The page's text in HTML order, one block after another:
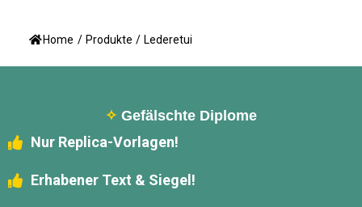
Home / Produkte / Lederetui
✧ Gefälschte Diplome
Nur Replica-Vorlagen!
Erhabener Text & Siegel!